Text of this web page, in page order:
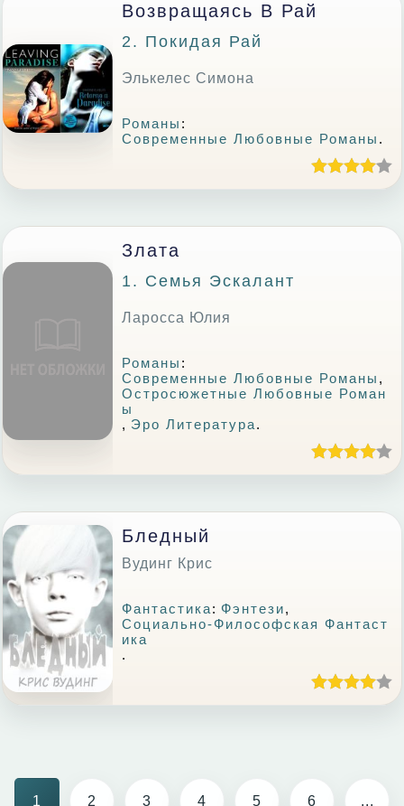
Возвращаясь В Рай
2. Покидая Рай
Элькелес Симона
Романы :
Современные Любовные Романы .
Злата
1. Семья Эскалант
Ларосса Юлия
Романы :
Современные Любовные Романы ,
Остросюжетные Любовные Роман
Ы
, Эро Литература.
Бледный
Вудинг Крис
Фантастика: Фэнтези,
Социально-Философская Фантаст
Ика
.
1 2 3 4 5 6 ...